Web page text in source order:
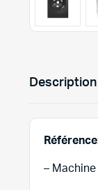
Description
–